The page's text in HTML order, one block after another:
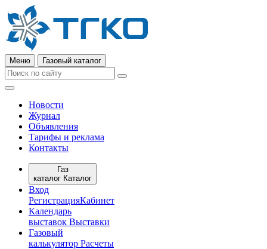
Меню Газовый каталог
Новости
Журнал
Объявления
Тарифы и реклама
Контакты
Газ
каталог Каталог
Вход
РегистрацияКабинет
Календарь
выставок Выставки
Газовый
калькулятор Расчеты